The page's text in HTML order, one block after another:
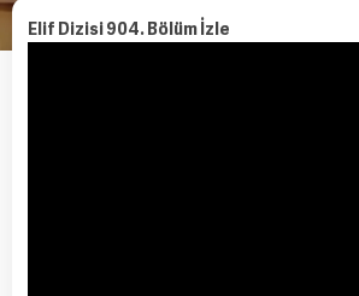
Elif Dizisi 904. Bölüm İzle